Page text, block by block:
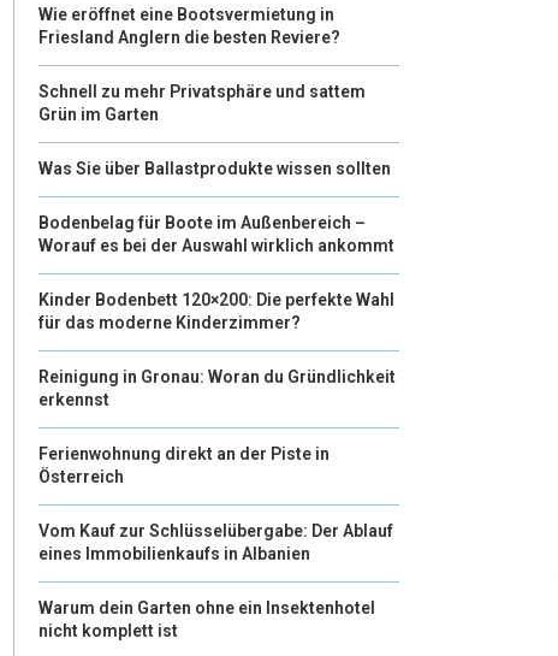
Wie eröffnet eine Bootsvermietung in
Friesland Anglern die besten Reviere?
Schnell zu mehr Privatsphäre und sattem
Grün im Garten
Was Sie über Ballastprodukte wissen sollten
Bodenbelag für Boote im Außenbereich –
Worauf es bei der Auswahl wirklich ankommt
Kinder Bodenbett 120×200: Die perfekte Wahl
für das moderne Kinderzimmer?
Reinigung in Gronau: Woran du Gründlichkeit
erkennst
Ferienwohnung direkt an der Piste in
Österreich
Vom Kauf zur Schlüsselübergabe: Der Ablauf
eines Immobilienkaufs in Albanien
Warum dein Garten ohne ein Insektenhotel
nicht komplett ist